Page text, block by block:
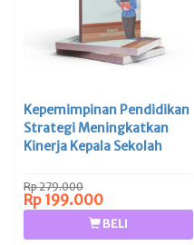
Kepemimpinan Pendidikan
Strategi Meningkatkan
Kinerja Kepala Sekolah
Rp 279.000
Rp 199.000
BELI